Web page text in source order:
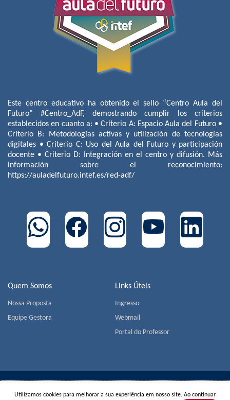
Quem Somos
Nossa Proposta
Equipe Gestora
Links Úteis
Ingresso
Webmail
Portal do Professor
Este centro educativo ha obtenido el sello “Centro Aula del
Futuro” #Centro_AdF, demostrando cumplir los criterios
establecidos en cuanto a: • Criterio A: Espacio Aula del Futuro •
Criterio B: Metodologías activas y utilización de tecnologías
digitales • Criterio C: Uso del Aula del Futuro y participación
docente • Criterio D: Integración en el centro y difusión. Más
información sobre el reconocimiento:
https://auladelfuturo.intef.es/red-adf/
905 - Morumbi - CEP 05618-001 - São Paulo | Tel.:+55(11)
Utilizamos cookies para melhorar a sua experiência em nosso site. Ao continuar